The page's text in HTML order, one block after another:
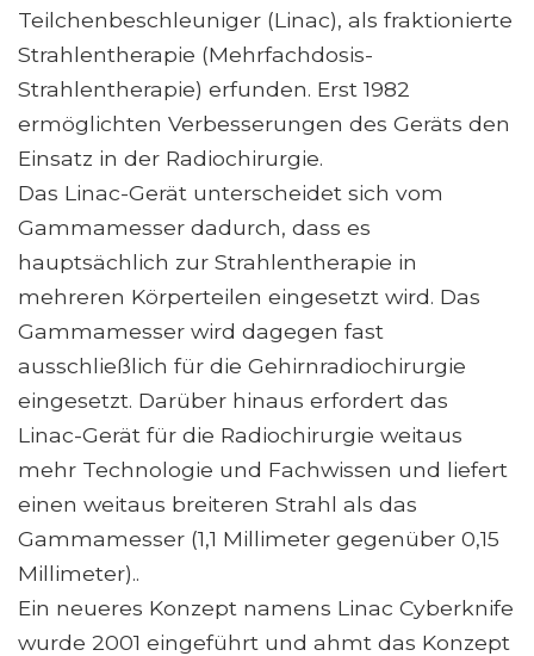
Teilchenbeschleuniger (Linac), als fraktionierte
Strahlentherapie (Mehrfachdosis-
Strahlentherapie) erfunden. Erst 1982
ermöglichten Verbesserungen des Geräts den
Einsatz in der Radiochirurgie.
Das Linac-Gerät unterscheidet sich vom
Gammamesser dadurch, dass es
hauptsächlich zur Strahlentherapie in
mehreren Körperteilen eingesetzt wird. Das
Gammamesser wird dagegen fast
ausschließlich für die Gehirnradiochirurgie
eingesetzt. Darüber hinaus erfordert das
Linac-Gerät für die Radiochirurgie weitaus
mehr Technologie und Fachwissen und liefert
einen weitaus breiteren Strahl als das
Gammamesser (1,1 Millimeter gegenüber 0,15
Millimeter)..
Ein neueres Konzept namens Linac Cyberknife
wurde 2001 eingeführt und ahmt das Konzept